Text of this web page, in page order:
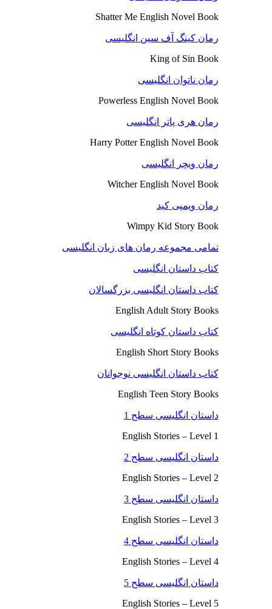
Shatter Me English Novel Book
رمان کینگ آف سین انگلیسی
King of Sin Book
رمان ناتوان انگلیسی
Powerless English Novel Book
رمان هری پاتر انگلیسی
Harry Potter English Novel Book
رمان ویچر انگلیسی
Witcher English Novel Book
رمان ویمپی کید
Wimpy Kid Story Book
تمامی مجموعه رمان های زبان انگلیسی
کتاب داستان انگلیسی
کتاب داستان انگلیسی بزرگسالان
English Adult Story Books
کتاب داستان کوتاه انگلیسی
English Short Story Books
کتاب داستان انگلیسی نوجوانان
English Teen Story Books
داستان انگلیسی سطح 1
English Stories – Level 1
داستان انگلیسی سطح 2
English Stories – Level 2
داستان انگلیسی سطح 3
English Stories – Level 3
داستان انگلیسی سطح 4
English Stories – Level 4
داستان انگلیسی سطح 5
English Stories – Level 5